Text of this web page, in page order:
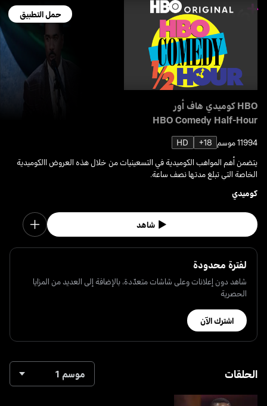
حمل التطبيق
HBO كوميدي هاف أور
HBO Comedy Half-Hour
19941 موسم 18+
HD
يتضمن أهم المواهب الكوميدية في التسعينيات من خلال هذه العروض االكوميدية
الخاصة التي تبلغ مدتها نصف ساعة.
كوميدي
شاهد
لفترة محدودة
شاهد دون إعلانات وعلى شاشات متعدّدة، بالإضافة إلى العديد من المزايا
الحصرية
اشترك الآن
الحلقات موسم 1